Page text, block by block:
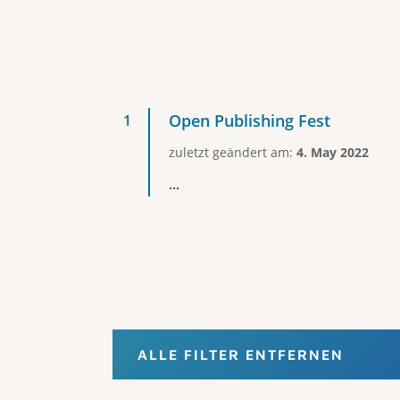
Open Publishing Fest
zuletzt geändert am: 4. May 2022
...
ALLE FILTER ENTFERNEN